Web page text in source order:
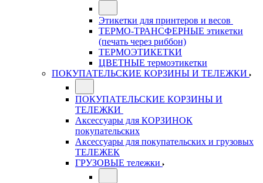
Этикетки для принтеров и весов
ТЕРМО-ТРАНСФЕРНЫЕ этикетки
(печать через риббон)
ТЕРМОЭТИКЕТКИ
ЦВЕТНЫЕ термоэтикетки
ПОКУПАТЕЛЬСКИЕ КОРЗИНЫ И ТЕЛЕЖКИ
ПОКУПАТЕЛЬСКИЕ КОРЗИНЫ И
ТЕЛЕЖКИ
Аксессуары для КОРЗИНОК
покупательских
Аксессуары для покупательских и грузовых
ТЕЛЕЖЕК
ГРУЗОВЫЕ тележки